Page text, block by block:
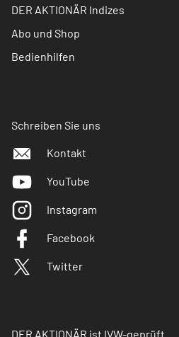
DER AKTIONÄR Indizes
Abo und Shop
Bedienhilfen
Schreiben Sie uns
Kontakt
YouTube
Instagram
Facebook
Twitter
DER AKTIONÄR ist IVW-geprüft